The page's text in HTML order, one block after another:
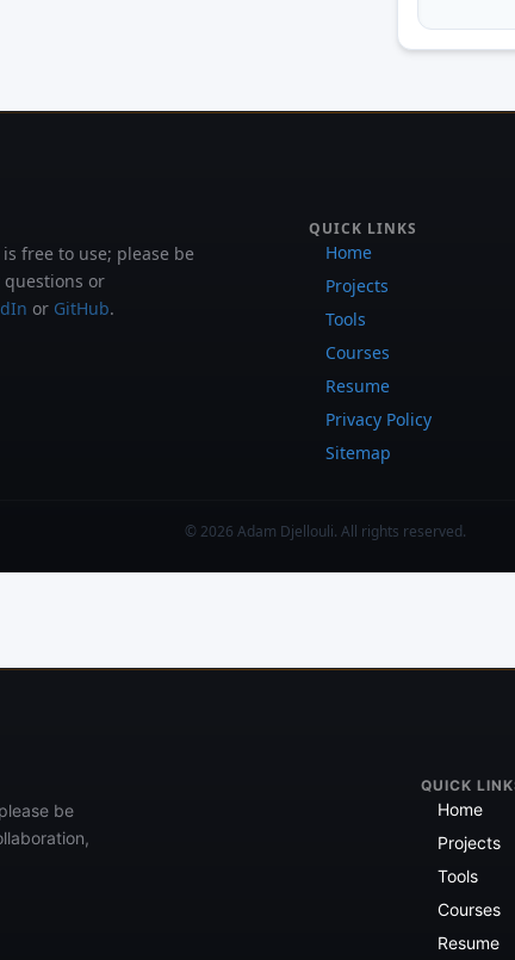
free to use; please be
questions or
or GitHub.
QUICK LINKS
Home
Projects
Tools
Courses
Resume
Privacy Policy
Sitemap
© 2026 Adam Djellouli. All rights reserved.
be
QUICK
Home
Projects
Tools
Courses
Resume